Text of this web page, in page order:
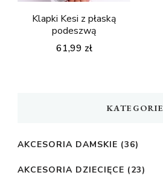
Klapki Kesi z płaską
podeszwą
61,99 zł
KATEGORIE
AKCESORIA DAMSKIE (36)
AKCESORIA DZIECIĘCE (23)